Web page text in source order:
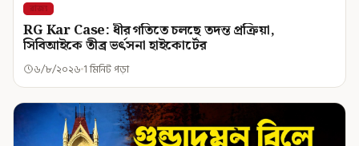
রাজ্য
RG Kar Case: ধীর গতিতে চলছে তদন্ত প্রক্রিয়া,
সিবিআইকে তীব্র ভর্ৎসনা হাইকোর্টের
৬/৮/২০২৬ 1 মিনিট পড়া